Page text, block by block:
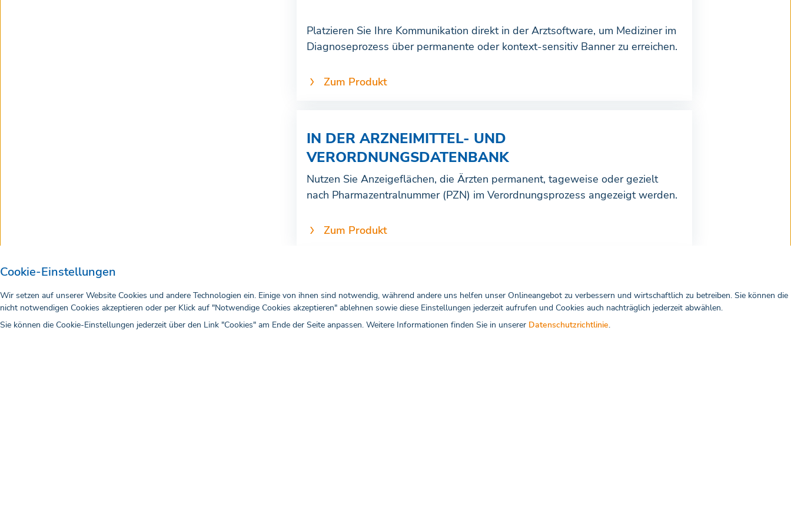
Platzieren Sie Ihre Kommunikation direkt in der Arztsoftware, um Mediziner im
Diagnoseprozess über permanente oder kontext-sensitiv Banner zu erreichen.
Zum Produkt
IN DER ARZNEIMITTEL- UND
VERORDNUNGSDATENBANK
Nutzen Sie Anzeigeflächen, die Ärzten permanent, tageweise oder gezielt
nach Pharmazentralnummer (PZN) im Verordnungsprozess angezeigt werden.
Zum Produkt
Mit i:data® stellen Sie Ärzten während seiner Suche in der
Arzneimitteldatenbank zusätzliche Informationen zur Verfügung und erhalten
so mehr Aufmerksamkeit.
Cookie-Einstellungen
Wir setzen auf unserer Website Cookies und andere Technologien ein. Einige von ihnen sind notwendig, während andere uns helfen unser Onlineangebot zu verbessern und wirtschaftlich zu betreiben. Sie können die
nicht notwendigen Cookies akzeptieren oder per Klick auf "Notwendige Cookies akzeptieren" ablehnen sowie diese Einstellungen jederzeit aufrufen und Cookies auch nachträglich jederzeit abwählen.
Sie können die Cookie-Einstellungen jederzeit über den Link "Cookies" am Ende der Seite anpassen. Weitere Informationen finden Sie in unserer Datenschutzrichtlinie.